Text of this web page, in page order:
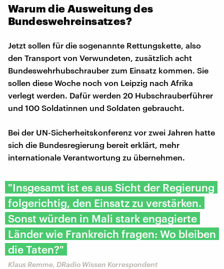
Warum die Ausweitung des
Bundeswehreinsatzes?
Jetzt sollen für die sogenannte Rettungskette, also
den Transport von Verwundeten, zusätzlich acht
Bundeswehrhubschrauber zum Einsatz kommen. Sie
sollen diese Woche noch von Leipzig nach Afrika
verlegt werden. Dafür werden 20 Hubschrauberführer
und 100 Soldatinnen und Soldaten gebraucht.
Bei der UN-Sicherheitskonferenz vor zwei Jahren hatte
sich die Bundesregierung bereit erklärt, mehr
internationale Verantwortung zu übernehmen.
"Insgesamt ist es aus Sicht der Regierung
folgerichtig, den Einsatz zu verstärken.
Sonst würden in Mali stark engagierte
Länder wie Frankreich fragen: Wo bleiben
die Taten?"
Klaus Remme, DRadio Wissen Korrespondent